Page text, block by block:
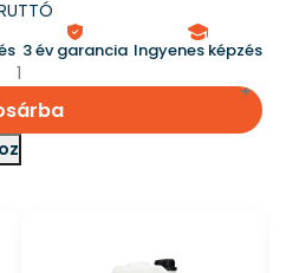
3 év garancia Ingyenes képzés